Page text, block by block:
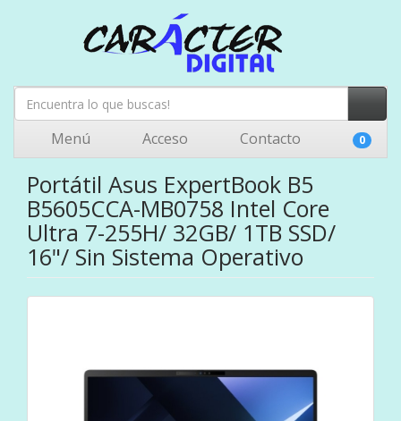
Menú Acceso Contacto 0
Portátil Asus ExpertBook B5
B5605CCA-MB0758 Intel Core
Ultra 7-255H/ 32GB/ 1TB SSD/
16"/ Sin Sistema Operativo